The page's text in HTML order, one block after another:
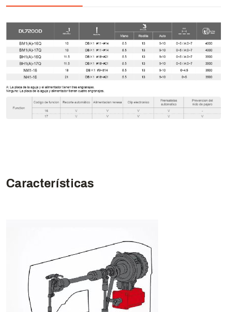
Características